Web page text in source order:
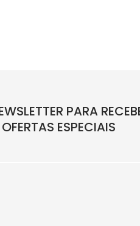
PARA
ESPECIAIS